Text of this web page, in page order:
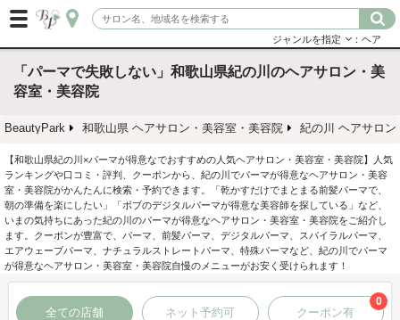
ジャンルを指定 ：ヘア
「パーマで失敗しない」和歌山県紀の川のヘアサロン・美
容室・美容院
BeautyPark 和歌山県 ヘアサロン・美容室・美容院 紀の川 ヘアサロ
【和歌山県紀の川×パーマが得意なでおすすめの人気ヘアサロン・美容室・美容院】人気
ランキングや口コミ・評判、クーポンから、紀の川でパーマが得意なヘアサロン・美容
室・美容院がかんたんに検索・予約できます。「乾かすだけでまとまる前髪パーマで、
朝の準備を楽にしたい」「ボブのデジタルパーマが得意な美容師を探している」など、
いまの気持ちにあった紀の川のパーマが得意なヘアサロン・美容室・美容院をご紹介し
ます。クーポンが豊富で、パーマ、前髪パーマ、デジタルパーマ、スパイラルパーマ、
エアウェーブパーマ、ナチュラルストレートパーマ、特殊パーマなど、紀の川でパーマ
が得意なヘアサロン・美容室・美容院自慢のメニューがお安く受けられます！
全ての店舗 ネット予約可 クーポン有
0